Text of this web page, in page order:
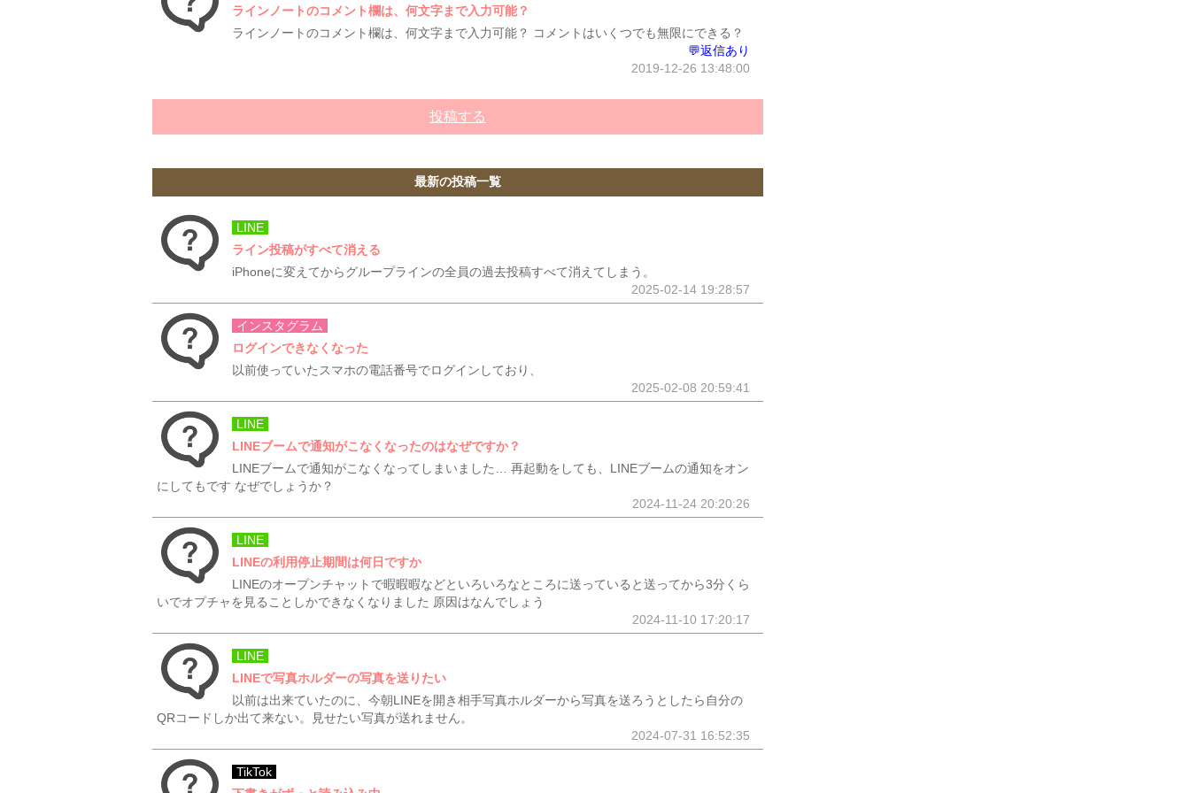
ラインノートのコメント欄は、何文字まで入力可能？
ラインノートのコメント欄は、何文字まで入力可能？ コメントはいくつでも無限にできる？
💬返信あり
2019-12-26 13:48:00
投稿する
最新の投稿一覧
LINE
ライン投稿がすべて消える
iPhoneに変えてからグループラインの全員の過去投稿すべて消えてしまう。
2025-02-14 19:28:57
インスタグラム
ログインできなくなった
以前使っていたスマホの電話番号でログインしており、
2025-02-08 20:59:41
LINE
LINEブームで通知がこなくなったのはなぜですか？
LINEブームで通知がこなくなってしまいました… 再起動をしても、LINEブームの通知をオン
にしてもです なぜでしょうか？
2024-11-24 20:20:26
LINE
LINEの利用停止期間は何日ですか
LINEのオープンチャットで暇暇暇などといろいろなところに送っていると送ってから3分くら
いでオプチャを見ることしかできなくなりました 原因はなんでしょう
2024-11-10 17:20:17
LINE
LINEで写真ホルダーの写真を送りたい
以前は出来ていたのに、今朝LINEを開き相手写真ホルダーから写真を送ろうとしたら自分の
QRコードしか出て来ない。見せたい写真が送れません。
2024-07-31 16:52:35
TikTok